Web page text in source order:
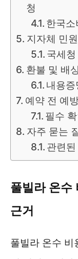
청
한국
지자체 민
국세
환불 및 배
내용증
예약 전 예
필수
자주 묻는
관련된
풀빌라 온수
근거
풀빌라 온수 비